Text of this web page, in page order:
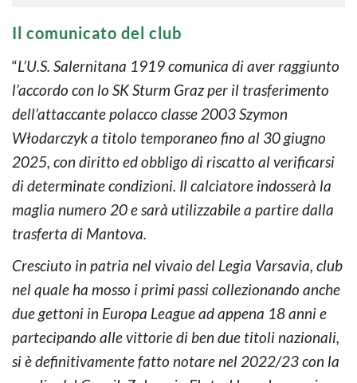
Il comunicato del club
“L’U.S. Salernitana 1919 comunica di aver raggiunto
l’accordo con lo SK Sturm Graz per il trasferimento
dell’attaccante polacco classe 2003 Szymon
Włodarczyk a titolo temporaneo fino al 30 giugno
2025, con diritto ed obbligo di riscatto al verificarsi
di determinate condizioni. Il calciatore indosserà la
maglia numero 20 e sarà utilizzabile a partire dalla
trasferta di Mantova.
Cresciuto in patria nel vivaio del Legia Varsavia, club
nel quale ha mosso i primi passi collezionando anche
due gettoni in Europa League ad appena 18 anni e
partecipando alle vittorie di ben due titoli nazionali,
si è definitivamente fatto notare nel 2022/23 con la